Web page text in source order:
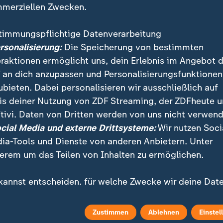
ZDFheute
Videos
Stories
ZDFheute Update
E-Mail-Newsletter
Facebook Messenger
WhatsApp-Channel
ZDFheute Update Archiv
Zwecken.
Datenverarbeitung
Die Speicherung von bestimmten
ermöglicht uns, dein Erlebnis im Angebot
an dich anzupassen und Personalisierungsfunktionen
Dabei personalisieren wir ausschließlich auf
deiner Nutzung von ZDF Streaming, der ZDFheute
Daten von Dritten werden von uns nicht
Media und externe Drittsysteme:Wir nutzen
Tools und Dienste von anderen Anbietern. Unter
um das Teilen von Inhalten zu ermöglichen.
entscheiden, für welche Zwecke wir deine
genutztes Gerät. Mit "Zustimmen" erklärst du
Zustimmen Ablehnen